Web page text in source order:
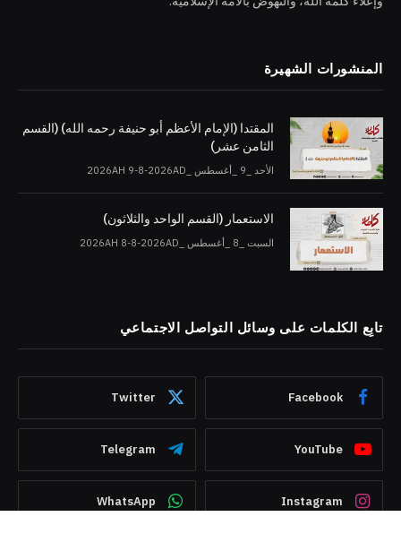
المنشورات الشهيرة
المقتدا (الإمام الأعظم أبو حنيفة رحمه الله) (القسم
الثامن عشر)
الأحد _9 _أغسطس _2026AH 9-8-2026AD
الاستعمار (القسم الواحد والثلاثون)
السبت _8 _أغسطس _2026AH 8-8-2026AD
تابِع الكلمات على وسائل التواصل الاجتماعي
Facebook
Twitter
YouTube
Telegram
Instagram
WhatsApp